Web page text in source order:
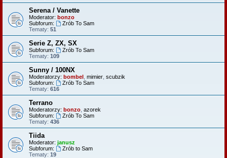
Serena / Vanette
Moderator: bonzo
Subforum:
Zrób To Sam
Tematy: 51
Serie Z, ZX, SX
Subforum:
Zrób To Sam
Tematy: 109
Sunny / 100NX
Moderatorzy: bombel mimier scubzik
Subforum:
Zrób To Sam
Tematy: 616
Terrano
Moderatorzy: bonzo azorek
Subforum:
Zrób To Sam
Tematy: 436
Tiida
Moderator: janusz
Subforum:
Zrób to Sam
Tematy: 19